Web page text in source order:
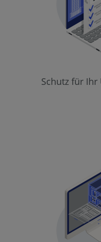
Schutz für